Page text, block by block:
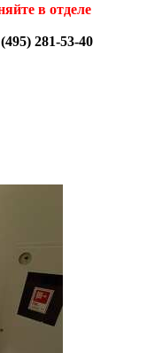
в отделе
281-53-40